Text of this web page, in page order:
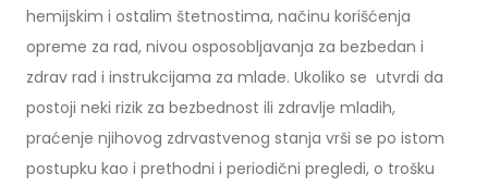
hemijskim i ostalim štetnostima, načinu korišćenja
opreme za rad, nivou osposobljavanja za bezbedan i
zdrav rad i instrukcijama za mlade. Ukoliko se utvrdi da
postoji neki rizik za bezbednost ili zdravlje mladih,
praćenje njihovog zdrvastvenog stanja vrši se po istom
postupku kao i prethodni i periodični pregledi, o trošku